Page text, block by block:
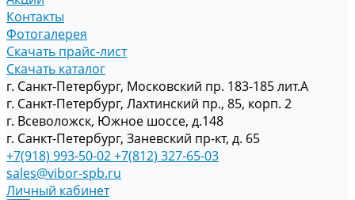
Контакты
Фотогалерея
Скачать прайс-лист
Скачать каталог
г. Санкт-Петербург, Московский пр. 183-185 лит.А
г. Санкт-Петербург, Лахтинский пр., 85, корп. 2
г. Всеволожск, Южное шоссе, д.148
г. Санкт-Петербург, Заневский пр-кт, д. 65
+7(918) 993-50-02+7(812) 327-65-03
sales@vibor-spb.ru
Личный кабинет